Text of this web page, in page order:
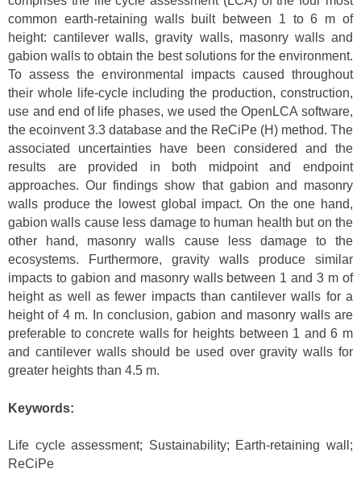
common earth-retaining walls built between 1 to 6 m of
height: cantilever walls, gravity walls, masonry walls and
gabion walls to obtain the best solutions for the environment.
To assess the environmental impacts caused throughout
their whole life-cycle including the production, construction,
use and end of life phases, we used the OpenLCA software,
the ecoinvent 3.3 database and the ReCiPe (H) method. The
associated uncertainties have been considered and the
results are provided in both midpoint and endpoint
approaches. Our findings show that gabion and masonry
walls produce the lowest global impact. On the one hand,
gabion walls cause less damage to human health but on the
other hand, masonry walls cause less damage to the
ecosystems. Furthermore, gravity walls produce similar
impacts to gabion and masonry walls between 1 and 3 m of
height as well as fewer impacts than cantilever walls for a
height of 4 m. In conclusion, gabion and masonry walls are
preferable to concrete walls for heights between 1 and 6 m
and cantilever walls should be used over gravity walls for
greater heights than 4.5 m.
Keywords:
Life cycle assessment; Sustainability; Earth-retaining wall;
ReCiPe